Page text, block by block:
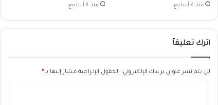
منذ 4 أسابيع منذ 4 أسابيع
اترك تعليقاً
لن يتم نشر عنوان بريدك الإلكتروني. الحقول الإلزامية مشار إليها بـ*